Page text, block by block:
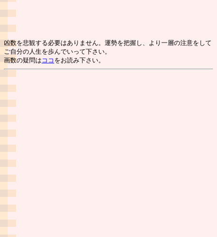
凶数を悲観する必要はありません。運勢を把握し、より一層の注意をして
ご自分の人生を歩んでいって下さい。
画数の疑問は ココ をお読み下さい。